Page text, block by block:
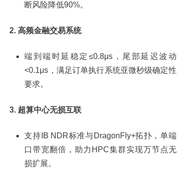
断风险降低90%。
2. 高频金融交易系统
端到端时延稳定≤0.8μs，尾部延迟波动
<0.1μs，满足订单执行系统亚微秒级确定性
要求。
3. 超算中心无损互联
支持IB NDR标准与DragonFly+拓扑，单端
口带宽翻倍，助力HPC集群实现万节点无
损扩展。